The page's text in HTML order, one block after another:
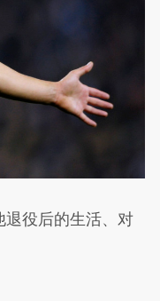
退役后的生活、对